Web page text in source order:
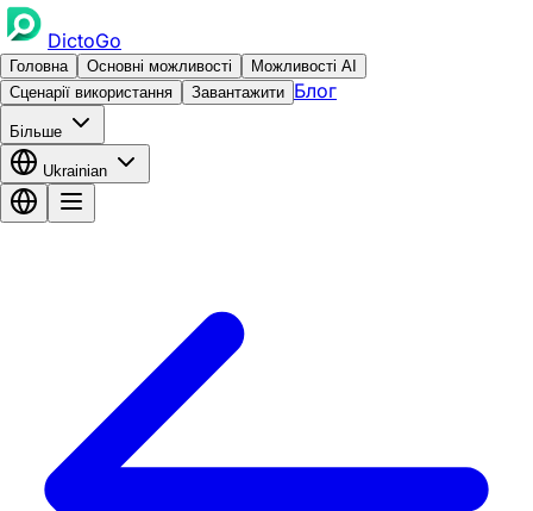
DictoGo
Головна Основні можливості
Можливості AI
Сценарії використання
Завантажити Блог
Більше
Ukrainian